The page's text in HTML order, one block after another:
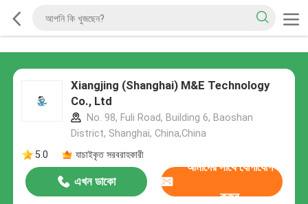
Xiangjing (Shanghai) M&E Technology
Co., Ltd
No. 98, Fuli Road, Building 6, Baoshan
District, Shanghai, China,China
5.0
যাচাইকৃত সরবরাহকারী
এখন ডাকো
আমাদের সাথে যোগাযোগ
করুন